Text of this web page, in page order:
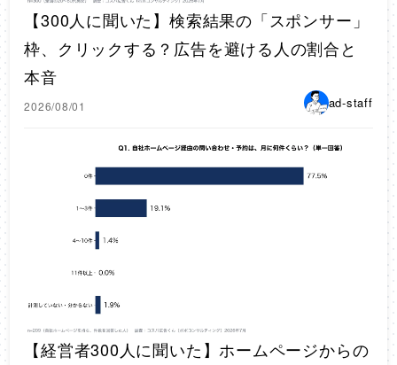
【300人に聞いた】検索結果の「スポンサー」
枠、クリックする？広告を避ける人の割合と
本音
2026/08/01 ad-staff
【経営者300人に聞いた】ホームページからの